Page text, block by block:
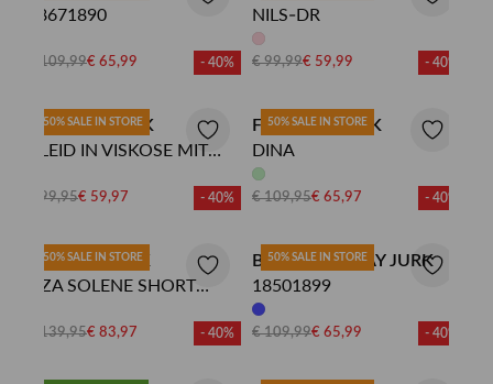
18671890
€ 109,99€ 65,99 - 40%
NILS-DR
€ 99,99€ 59,99 - 40%
50% SALE IN STORE
CATNOIR JURK
KLEID IN VISKOSE MIT
€ 99,95€ 59,97 - 40%
50% SALE IN STORE
FREEBIRD JURK
DINA
€ 109,95€ 65,97 - 40%
50% SALE IN STORE
LAAGAM JURK
LIZA SOLENE SHORT
€ 139,95€ 83,97 - 40%
50% SALE IN STORE
BETTY BARCLAY JURK
18501899
€ 109,99€ 65,99 - 40%